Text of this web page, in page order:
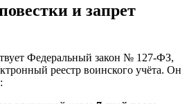
и запрет
Федеральный закон № 127-ФЗ,
реестр воинского учёта. Он